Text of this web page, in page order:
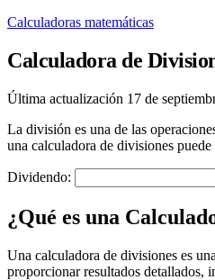
Calculadoras matemáticas
Calculadora de
Última actualización 17 de
La división es una de las
una calculadora de divisiones
Dividendo:
¿Qué es una
Una calculadora de divisiones es
proporcionar resultados detallados,